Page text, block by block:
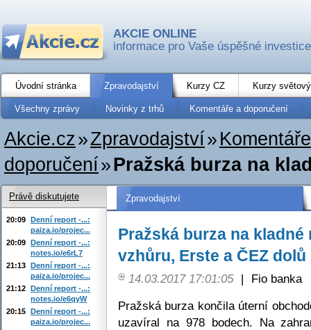
AKCIE ONLINE
informace pro Vaše úspěšné investice
Úvodní stránka Zpravodajství Kurzy CZ Kurzy
Všechny zprávy Novinky z trhů Komentáře a doporučení
Akcie.cz»Zpravodajství»
doporučení»Pražská burza na
Zpravodajství
Pražská burza na kladné
vzhůru, Erste a ČEZ dolů
14.03.2017 17:01:05 |
Fio banka
Pražská burza končila úterní
uzavíral na 978 bodech. Na
Právě diskutujete
20:09 Denní report -...:
paiza.io/projec...
20:09 Denní report -...:
notes.io/e6rL7
21:13 Denní report -...:
paiza.io/projec...
21:12 Denní report -...:
notes.io/e6qyW
20:15 Denní report -...:
paiza.io/projec...